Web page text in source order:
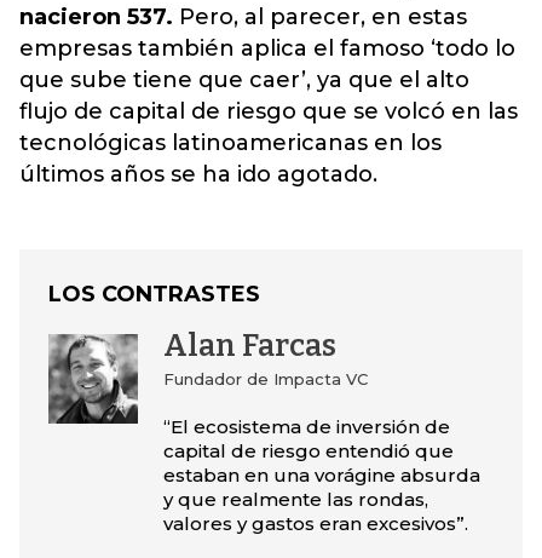
nacieron 537. Pero, al parecer, en estas
empresas también aplica el famoso ‘todo lo
que sube tiene que caer’, ya que el alto
flujo de capital de riesgo que se volcó en las
tecnológicas latinoamericanas en los
últimos años se ha ido agotado.
LOS CONTRASTES
Alan Farcas
Fundador de Impacta VC
“El ecosistema de inversión de
capital de riesgo entendió que
estaban en una vorágine absurda
y que realmente las rondas,
valores y gastos eran excesivos”.